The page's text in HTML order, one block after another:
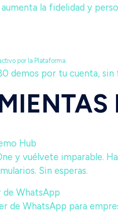
aumenta la fidelidad y
por la Plataforma
demos por tu cuenta,
Hub
y vuélvete imparable.
Sin esperas.
de WhatsApp
de WhatsApp para